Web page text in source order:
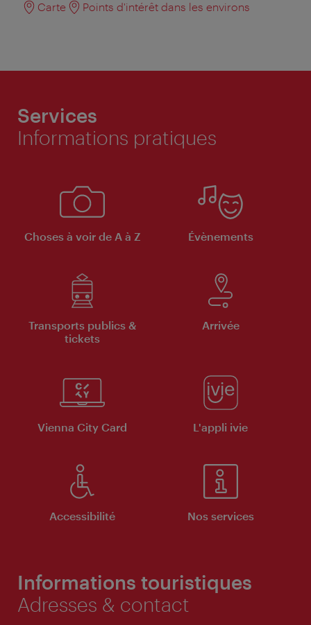
Carte Points d'intérêt dans les environs
Services
Informations pratiques
Choses à voir de A à Z Évènements
Transports publics &
tickets
Arrivée
Vienna City Card L'appli ivie
Accessibilité Nos services
Informations touristiques
Adresses & contact